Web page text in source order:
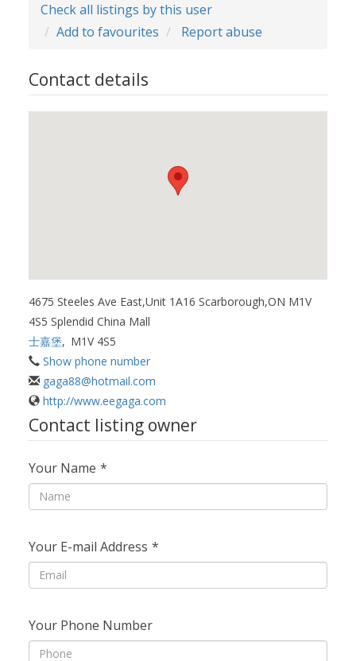
Check all listings by this user
Add to favourites
Report abuse
Contact details
4675 Steeles Ave East,Unit 1A16 Scarborough,ON M1V
4S5 Splendid China Mall
士嘉堡, M1V 4S5
Show phone number
gaga88@hotmail.com
http://www.eegaga.com
Contact listing owner
Your Name *
Your E-mail Address *
Your Phone Number